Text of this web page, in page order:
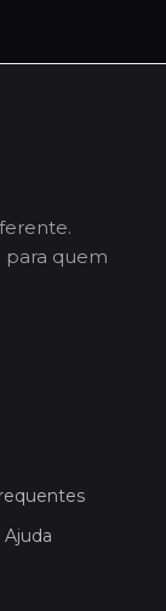
para quem